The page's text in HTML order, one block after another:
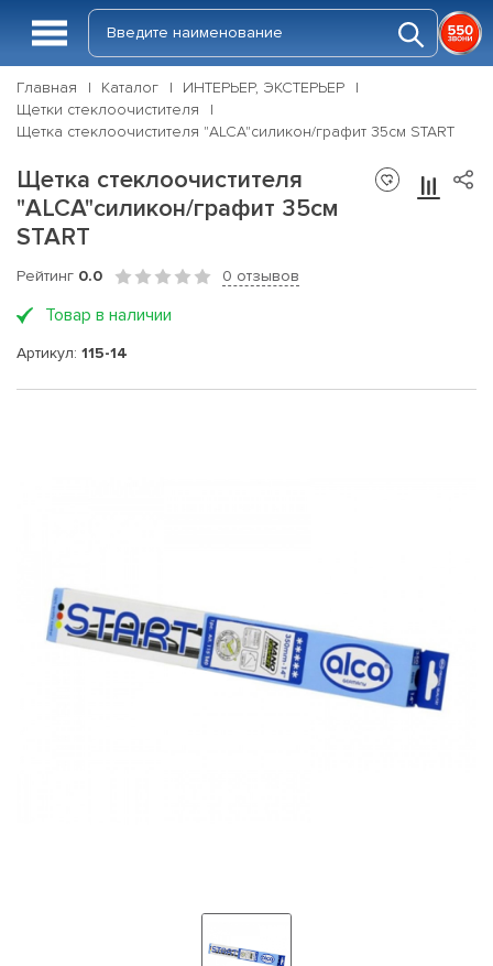
Главная Каталог
ИНТЕРЬЕР, ЭКСТЕРЬЕР
Щетки стеклоочистителя
Щетка стеклоочистителя "ALCA"силикон/графит 35см START
Щетка стеклоочистителя
"ALCA"силикон/графит 35см
START
Рейтинг 0.0 0 отзывов
Товар в наличии
Артикул: 115-14